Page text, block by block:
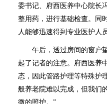
委书记、府西医养中心院长
整用药，进行基础检查。同
人能够迅速得到专业医护人
午后，透过房间的窗户望
起了记者的注意。府西医养
态，因此管路护理等特殊护
般养老院难以完成，但我们
微的照护。”